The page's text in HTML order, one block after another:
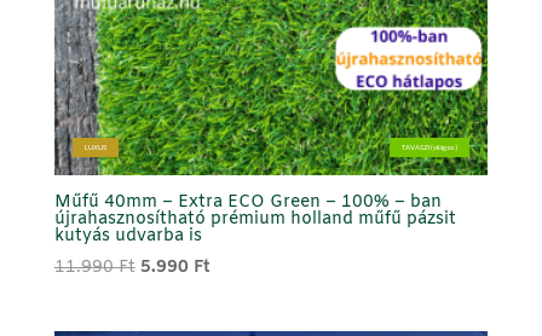
LUXUS TAVASZI (világos)
Műfű 40mm – Extra ECO Green – 100% – ban
újrahasznosítható prémium holland műfű pázsit
kutyás udvarba is
11.990Ft Original
5.990 FtCurrent